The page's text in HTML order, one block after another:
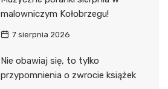
malowniczym Kołobrzegu!
7 sierpnia 2026
Nie obawiaj się, to tylko
przypomnienia o zwrocie książek